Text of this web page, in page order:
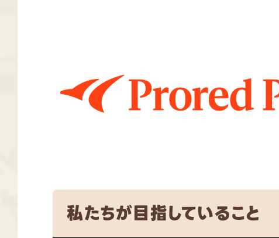
私たちが目指していること